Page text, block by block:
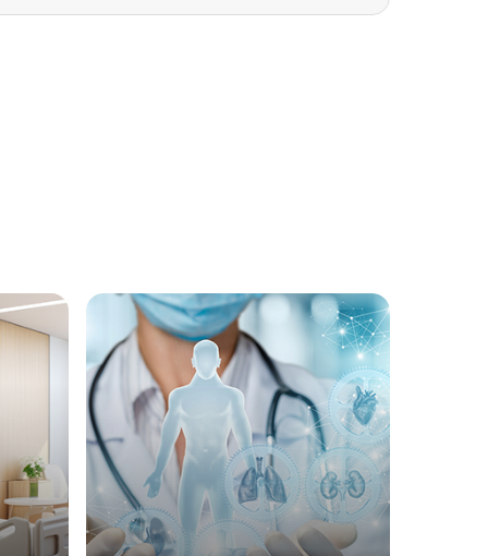
ресинхронизираща терапия (CRT, CRT-D)
основни райони на Делхи.